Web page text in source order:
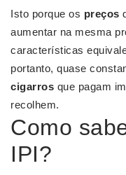
Isto porque os preços
aumentar na mesma
características
portanto, quase
cigarros que pagam
recolhem.
Como
IPI?